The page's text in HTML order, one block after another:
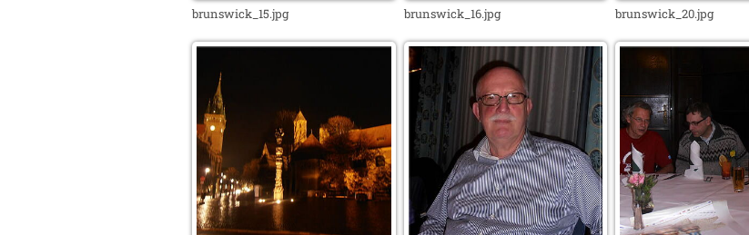
brunswick_15.jpg brunswick_16.jpg brunswick_20.jpg